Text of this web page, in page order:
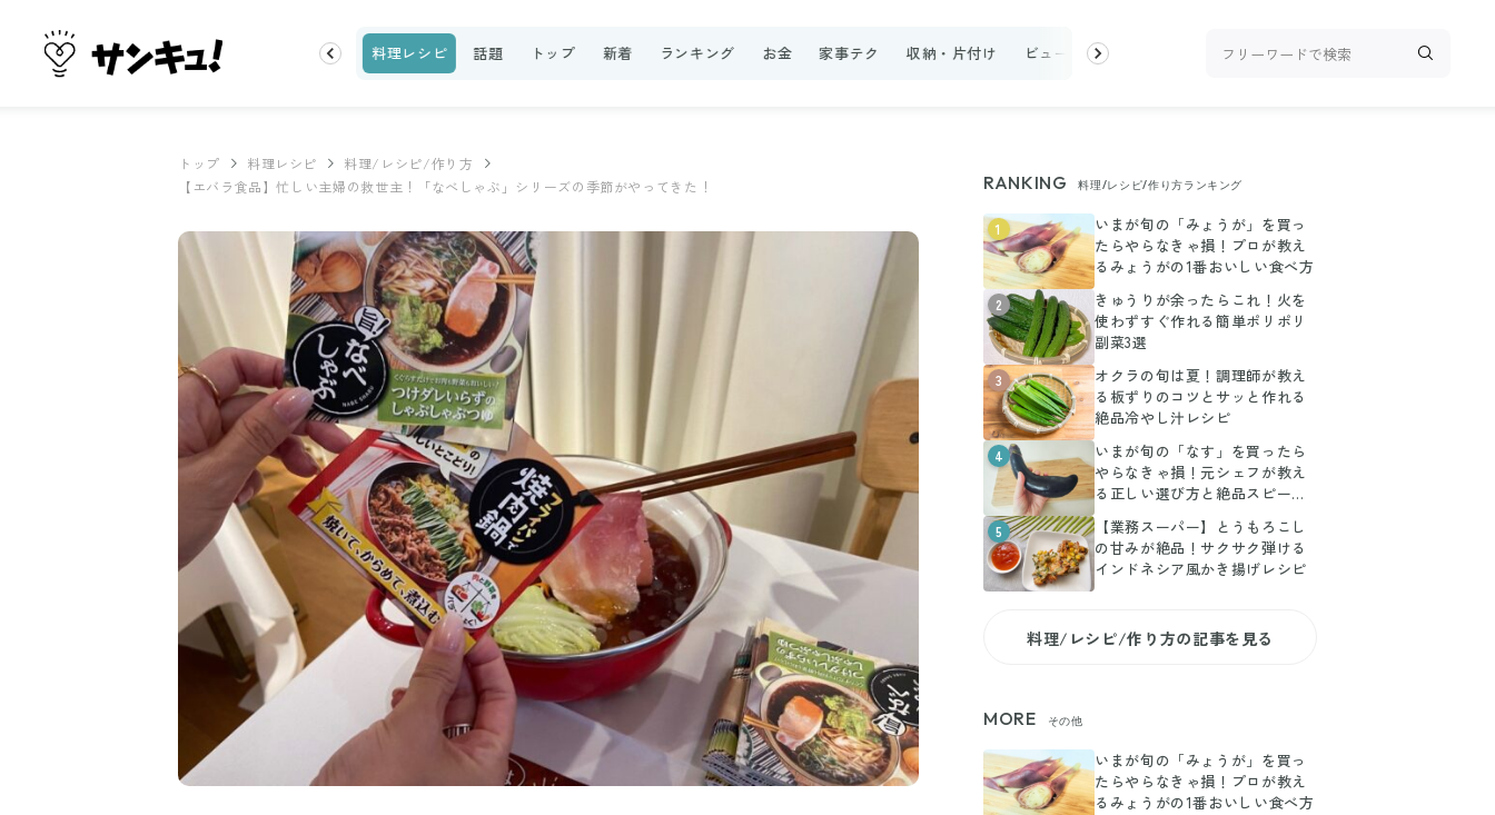
ビューティ 100均・雑貨 スーパー 料理レシピ 話題 トップ 新着 ランキング お金 家事テク 収納・片付け ビューティ スーパー 料理レシピ 話題
トップ 料理レシピ
料理/レシピ/作り方
【エバラ食品】忙しい主婦の救世主！「なべしゃぶ」シリーズの季節がやってきた！
RANKING 料理/レシピ/作り方ランキング
1
いまが旬の「みょうが」を買っ
たらやらなきゃ損！プロが教え
るみょうがの1番おいしい食べ方
2
きゅうりが余ったらこれ！火を
使わずすぐ作れる簡単ポリポリ
副菜3選
3
オクラの旬は夏！調理師が教え
る板ずりのコツとサッと作れる
絶品冷やし汁レシピ
4
いまが旬の「なす」を買ったら
やらなきゃ損！元シェフが教え
る正しい選び方と絶品スピード
5
【業務スーパー】とうもろこし
の甘みが絶品！サクサク弾ける
インドネシア風かき揚げレシピ
料理/レシピ/作り方の記事を見る
MORE その他
いまが旬の「みょうが」を買っ
たらやらなきゃ損！プロが教え
るみょうがの1番おいしい食べ方